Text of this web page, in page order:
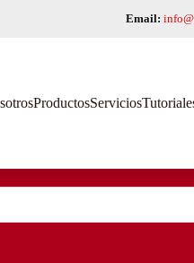
Email:
ProductosServicios